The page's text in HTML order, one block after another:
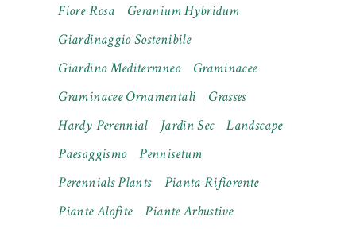
Fiore Rosa
Geranium Hybridum
Giardinaggio Sostenibile
Giardino Mediterraneo
Graminacee
Graminacee Ornamentali
Grasses
Hardy Perennial
Jardin Sec
Landscape
Paesaggismo
Pennisetum
Perennials Plants
Pianta Rifiorente
Piante Alofite
Piante Arbustive